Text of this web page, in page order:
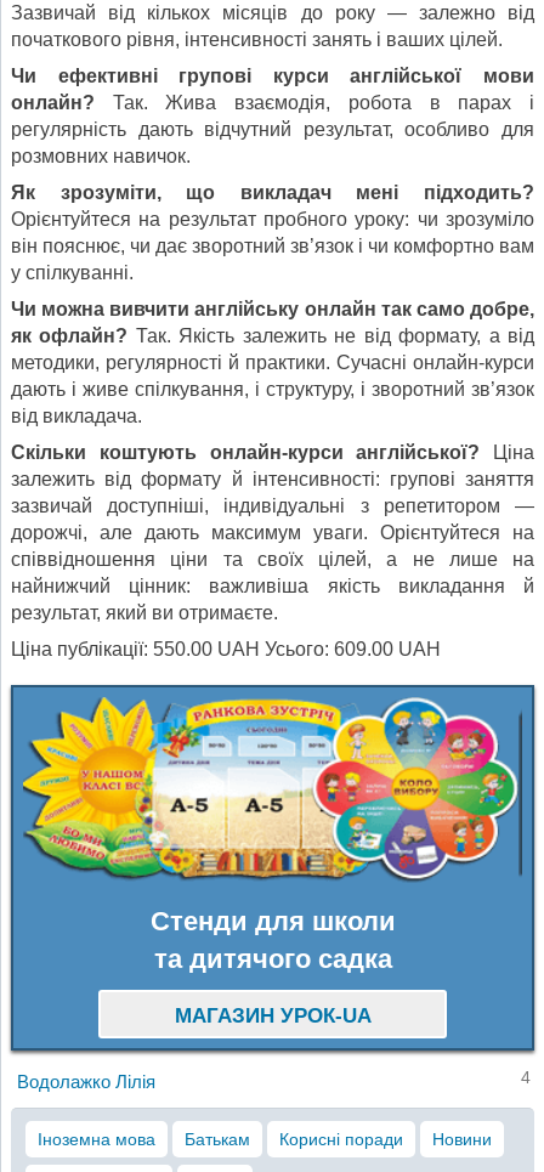
Зазвичай від кількох місяців до року — залежно від
початкового рівня, інтенсивності занять і ваших цілей.
Чи ефективні групові курси англійської мови
онлайн? Так. Жива взаємодія, робота в парах і
регулярність дають відчутний результат, особливо для
розмовних навичок.
Як зрозуміти, що викладач мені підходить?
Орієнтуйтеся на результат пробного уроку: чи зрозуміло
він пояснює, чи дає зворотний зв’язок і чи комфортно вам
у спілкуванні.
Чи можна вивчити англійську онлайн так само добре,
як офлайн? Так. Якість залежить не від формату, а від
методики, регулярності й практики. Сучасні онлайн-курси
дають і живе спілкування, і структуру, і зворотний зв’язок
від викладача.
Скільки коштують онлайн-курси англійської? Ціна
залежить від формату й інтенсивності: групові заняття
зазвичай доступніші, індивідуальні з репетитором —
дорожчі, але дають максимум уваги. Орієнтуйтеся на
співвідношення ціни та своїх цілей, а не лише на
найнижчий цінник: важливіша якість викладання й
результат, який ви отримаєте.
Ціна публікації: 550.00 UAH Усього: 609.00 UAH
Стенди для школи
та дитячого садка
МАГАЗИН УРОК-UA
Водолажко Лілія 4
Іноземна мова Батькам Корисні поради Новини